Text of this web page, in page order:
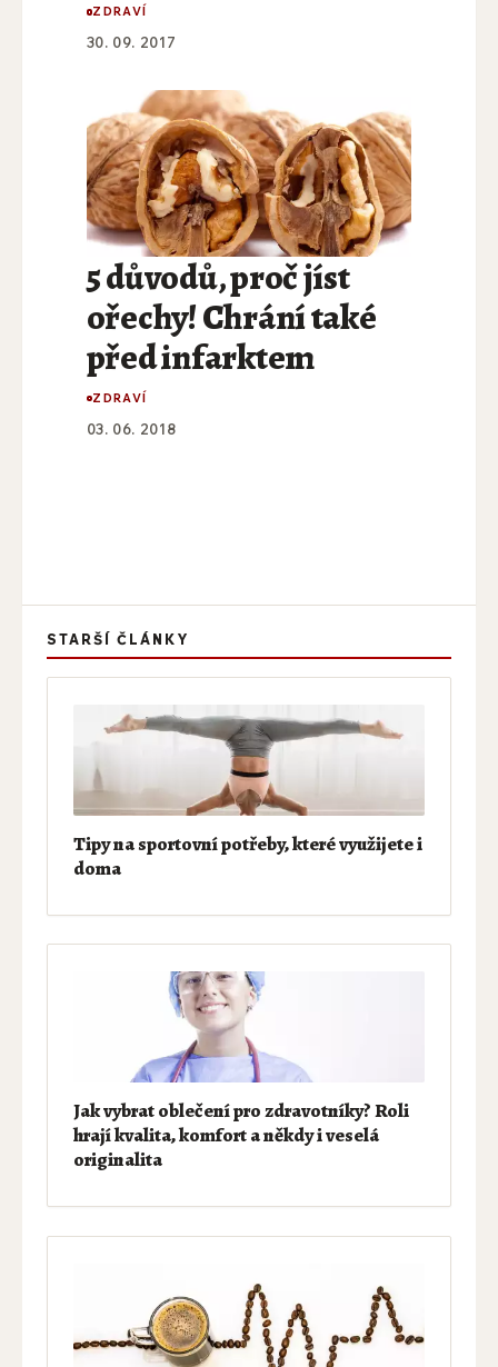
ZDRAVÍ
30. 09. 2017
5 důvodů, proč jíst
ořechy! Chrání také
před infarktem
ZDRAVÍ
03. 06. 2018
STARŠÍ ČLÁNKY
Tipy na sportovní potřeby, které využijete i
doma
Jak vybrat oblečení pro zdravotníky? Roli
hrají kvalita, komfort a někdy i veselá
originalita